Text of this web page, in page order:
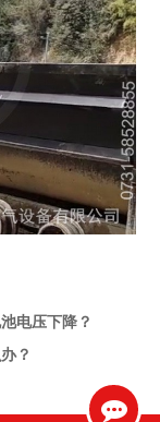
电压下降？
？